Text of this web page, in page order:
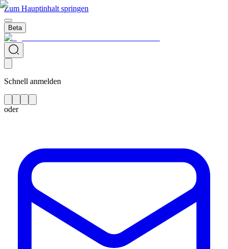
Zum Hauptinhalt springen
Beta
Schnell anmelden
oder